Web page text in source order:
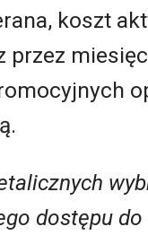
koszt
dostępu